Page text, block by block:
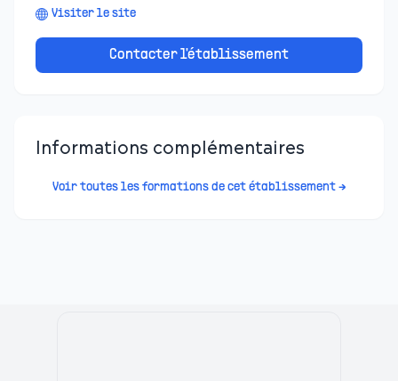
Visiter le site
Contacter l'établissement
Informations complémentaires
Voir toutes les formations de cet établissement →